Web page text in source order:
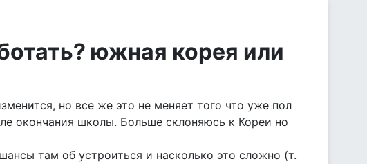
южная корея или
но все же это не меняет того что уже пол
окончания школы. Больше склоняюсь к Кореи но
там об устроиться и насколько это сложно (т.